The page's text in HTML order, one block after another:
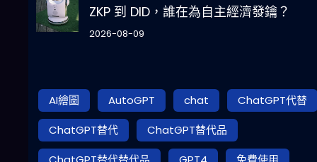
ZKP 到 DID，誰在為自主經濟發鑰？
2026-08-09
AI繪圖 AutoGPT chat
ChatGPT代替
ChatGPT替代
ChatGPT替代品